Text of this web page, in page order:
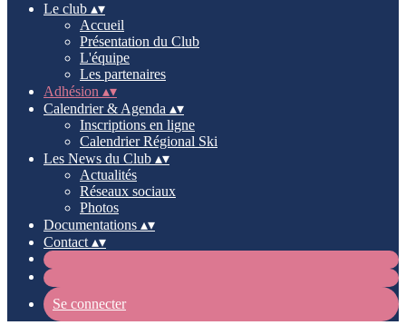
Le club ▴▾
Accueil
Présentation du Club
L'équipe
Les partenaires
Adhésion ▴▾
Calendrier & Agenda ▴▾
Inscriptions en ligne
Calendrier Régional Ski
Les News du Club ▴▾
Actualités
Réseaux sociaux
Photos
Documentations ▴▾
Contact ▴▾
Se connecter